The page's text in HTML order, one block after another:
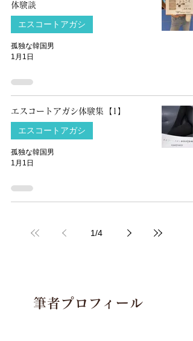
体験談
エスコートアガシ
孤独な韓国男
1月1日
エスコートアガシ体験集【1】
エスコートアガシ
孤独な韓国男
1月1日
1/4
筆者プロフィール